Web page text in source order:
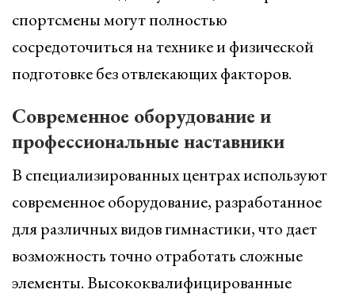
спортсмены могут полностью
сосредоточиться на технике и физической
подготовке без отвлекающих факторов.
Современное оборудование и
профессиональные наставники
В специализированных центрах используют
современное оборудование, разработанное
для различных видов гимнастики, что дает
возможность точно отработать сложные
элементы. Высококвалифицированные